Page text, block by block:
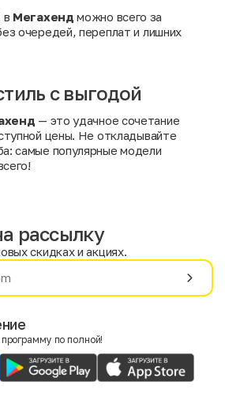
в Мегахенд можно всего за
очередей, переплат и лишних
с выгодой
— это удачное сочетание
цены. Не откладывайте
самые популярные модели
рассылку
скидках и акциях.
по полной!